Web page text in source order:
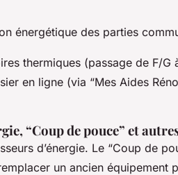
énergétique des parties
thermiques (passage de F/G
en ligne (via “Mes Aides
“Coup de pouce” et
d’énergie. Le “Coup de
un ancien équipement